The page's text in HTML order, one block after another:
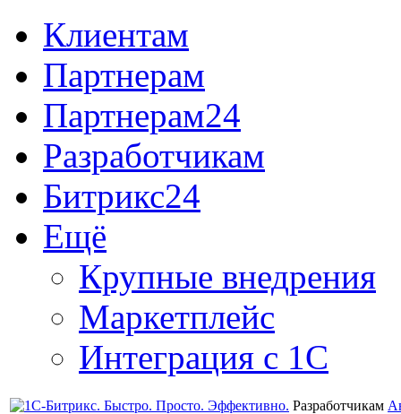
Клиентам
Партнерам
Партнерам24
Разработчикам
Битрикс24
Ещё
Крупные внедрения
Маркетплейс
Интеграция с 1С
Разработчикам